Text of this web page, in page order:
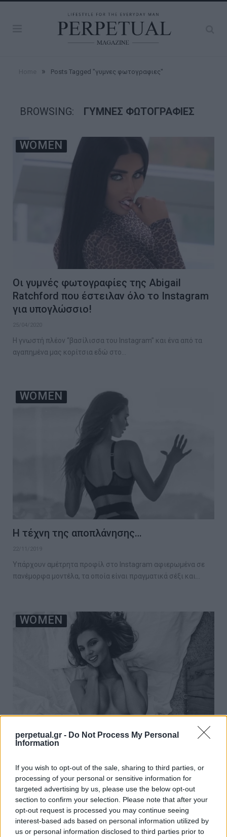
perpetual.gr - Do Not Process My Personal
Information
If you wish to opt-out of the sale, sharing to third parties, or
processing of your personal or sensitive information for
targeted advertising by us, please use the below opt-out
section to confirm your selection. Please note that after your
opt-out request is processed you may continue seeing
interest-based ads based on personal information utilized by
us or personal information disclosed to third parties prior to
» Posts Tagged "γυμνες φωτογραφιες"
BROWSING: ΓΥΜΝΕΣ ΦΩΤΟΓΡΑΦΙΕΣ
WOMEN
Οι γυμνές φωτογραφίες της Abigail
Ratchford που έστειλαν όλο το Instagram
για υπογλώσσιο!
25/04/2020
Η γνωστή πλέον “βασίλισσα του Instagram” και ένα από τα
αγαπημένα μας κορίτσια εδώ στο…
WOMEN
Η τέχνη της αποπλάνησης…
22/11/2019
Υπάρχουν αμέτρητα προφίλ στο Instagram αφιερωμένα σε
πανέμορφα μοντέλα, τα οποία είναι πραγματικά σέξι και…
WOMEN
στον πλανήτη!
16/11/2019
Σίγουρα τα ανδρικά περιοδικά μπορεί να έχουν αρχίσει να
λιγοστεύουν, ωστόσο η ανάγκη του άνδρα…